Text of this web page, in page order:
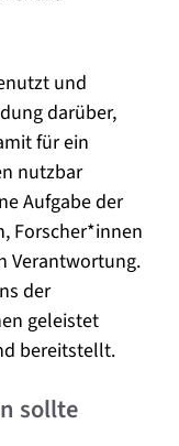
und
darüber,
für ein
nutzbar
Aufgabe der
Forscher*innen
Verantwortung.
der
geleistet
bereitstellt.
sollte